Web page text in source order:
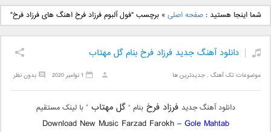
دانلود آهنگ جدید بهنام
بانی بنام قرص قمر 2
دانلود آهنگ جدید علی
یاسینی بنام دورترین نزدیک
شما اینجا هستید :صفحه اصلی »برچسب "فول آلبوم فرزاد فرخ اهنگ های فرزاد فرخ"
دانلود آهنگ جدید فرزاد فرخ بنام گل مهتاب
موضوعات:تک آهنگ ,جدیدترین ها بدون نظر 1 نوامبر 2020
دانلود آهنگ جدید فرزاد فرخبنام “گل مهتاب” با لینک مستقیم
Download New Music Farzad Farokh –Gole Mahtab